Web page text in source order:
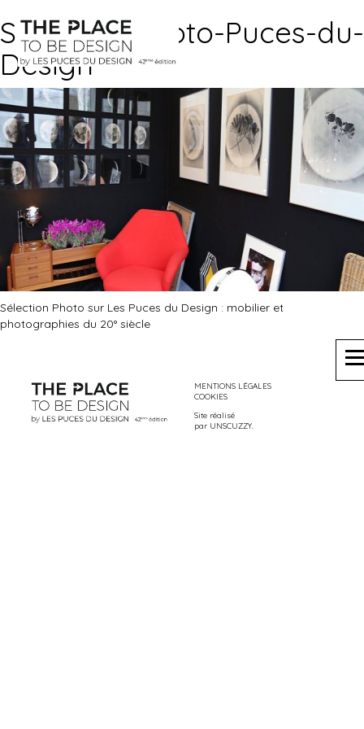
Selection-Photo-Puces-du-
Design
Sélection Photo sur Les Puces du Design : mobilier et
photographies du 20° siècle
MENTIONS LÉGALES
COOKIES
Site réalisé
par UNSCUZZY